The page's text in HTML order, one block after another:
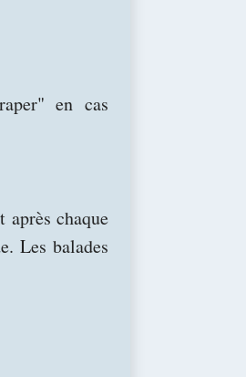
en cas
après chaque
Les balades